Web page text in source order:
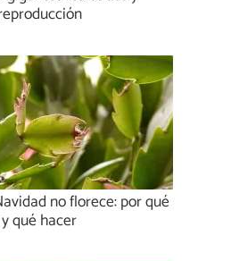
no florece: por qué
y qué hacer